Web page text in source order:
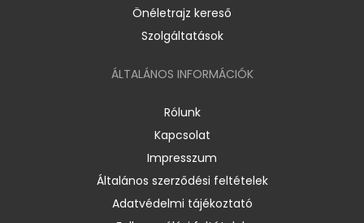
Önéletrajz kereső
Szolgáltatások
ÁLTALÁNOS INFORMÁCIÓK
Rólunk
Kapcsolat
Impresszum
Általános szerződési feltételek
Adatvédelmi tájékoztató